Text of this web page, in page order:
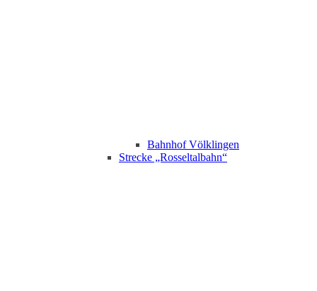
Bahnhof Völklingen
Strecke „Rosseltalbahn“